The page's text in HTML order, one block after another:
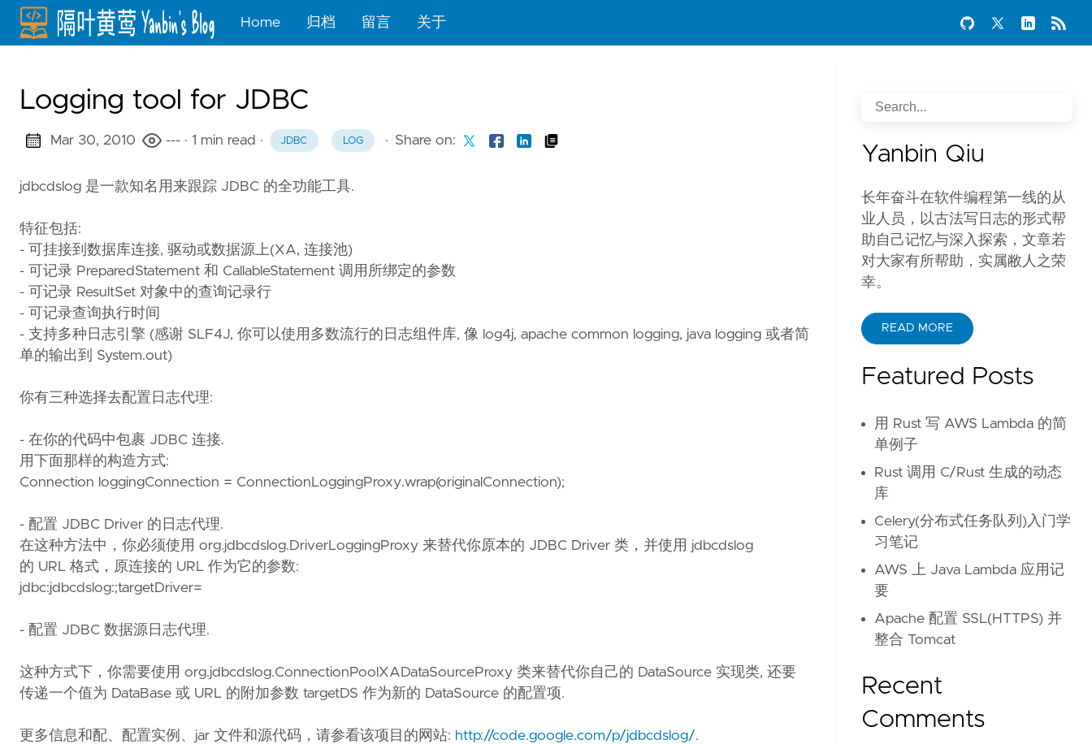
Home 归档 留言 关于
Logging tool for JDBC
Mar 30, 2010 --- · 1 min read · JDBC LOG · Share on:
jdbcdslog 是一款知名用来跟踪 JDBC 的全功能工具.
特征包括:
- 可挂接到数据库连接, 驱动或数据源上(XA, 连接池)
- 可记录 PreparedStatement 和 CallableStatement 调用所绑定的参数
- 可记录 ResultSet 对象中的查询记录行
- 可记录查询执行时间
- 支持多种日志引擎 (感谢 SLF4J, 你可以使用多数流行的日志组件库, 像 log4j, apache common logging, java logging 或者简
单的输出到 System.out)
你有三种选择去配置日志代理:
- 在你的代码中包裹 JDBC 连接.
用下面那样的构造方式:
Connection loggingConnection = ConnectionLoggingProxy.wrap(originalConnection);
- 配置 JDBC Driver 的日志代理.
在这种方法中，你必须使用 org.jdbcdslog.DriverLoggingProxy 来替代你原本的 JDBC Driver 类，并使用 jdbcdslog
的 URL 格式，原连接的 URL 作为它的参数:
jdbc:jdbcdslog:;targetDriver=
- 配置 JDBC 数据源日志代理.
这种方式下，你需要使用 org.jdbcdslog.ConnectionPoolXADataSourceProxy 类来替代你自己的 DataSource 实现类, 还要
传递一个值为 DataBase 或 URL 的附加参数 targetDS 作为新的 DataSource 的配置项.
更多信息和配、配置实例、jar 文件和源代码，请参看该项目的网站: http://code.google.com/p/jdbcdslog/.
Yanbin Qiu
长年奋斗在软件编程第一线的从
业人员，以古法写日志的形式帮
助自己记忆与深入探索，文章若
对大家有所帮助，实属敝人之荣
幸。
READ MORE
Featured Posts
用 Rust 写 AWS Lambda 的简
单例子
Rust 调用 C/Rust 生成的动态
库
Celery(分布式任务队列)入门学
习笔记
AWS 上 Java Lambda 应用记
要
Apache 配置 SSL(HTTPS) 并
整合 Tomcat
Recent
Comments